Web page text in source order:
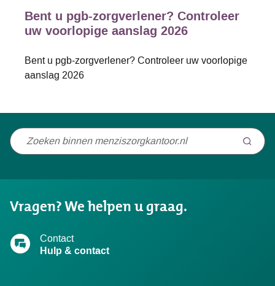
Bent u pgb-zorgverlener? Controleer
uw voorlopige aanslag 2026
Bent u pgb-zorgverlener? Controleer uw voorlopige
aanslag 2026
Niet
wat
zocht?
Vragen? We helpen u graag.
Contact
Hulp & contact